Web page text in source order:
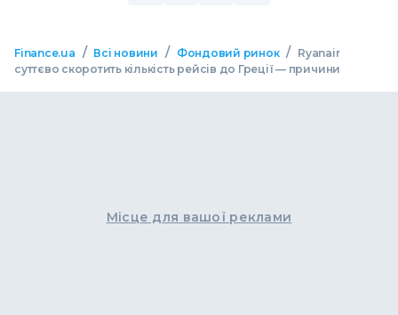
Finance.ua / Всі новини / Фондовий ринок / Ryanair
суттєво скоротить кількість рейсів до Греції — причини
Місце для вашої реклами